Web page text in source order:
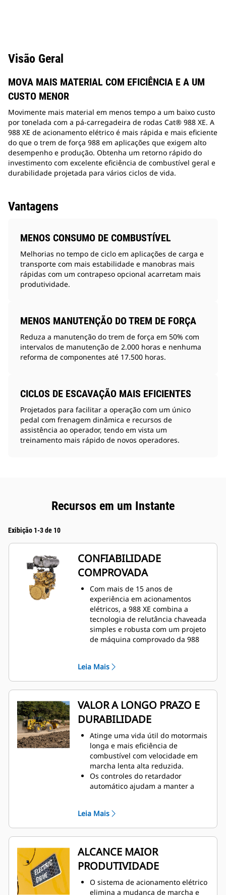
Visão Geral
MOVA MAIS MATERIAL COM EFICIÊNCIA E A UM
CUSTO MENOR
Movimente mais material em menos tempo a um baixo custo
por tonelada com a pá-carregadeira de rodas Cat® 988 XE. A
988 XE de acionamento elétrico é mais rápida e mais eficiente
do que o trem de força 988 em aplicações que exigem alto
desempenho e produção. Obtenha um retorno rápido do
investimento com excelente eficiência de combustível geral e
durabilidade projetada para vários ciclos de vida.
Vantagens
MENOS CONSUMO DE COMBUSTÍVEL
Melhorias no tempo de ciclo em aplicações de carga e
transporte com mais estabilidade e manobras mais
rápidas com um contrapeso opcional acarretam mais
produtividade.
MENOS MANUTENÇÃO DO TREM DE FORÇA
Reduza a manutenção do trem de força em 50% com
intervalos de manutenção de 2.000 horas e nenhuma
reforma de componentes até 17.500 horas.
CICLOS DE ESCAVAÇÃO MAIS EFICIENTES
Projetados para facilitar a operação com um único
pedal com frenagem dinâmica e recursos de
assistência ao operador, tendo em vista um
treinamento mais rápido de novos operadores.
Recursos em um Instante
Exibição 1-3 de 10
CONFIABILIDADE
COMPROVADA
Com mais de 15 anos de
experiência em acionamentos
elétricos, a 988 XE combina a
tecnologia de relutância chaveada
simples e robusta com um projeto
de máquina comprovado da 988
Menos peças móveis do que o
conversor de torque tradicional e
os sistemas de transmissão
mecânica.
Os componentes eletrônicos de
estado sólido, totalmente vedados
e resfriados por líquido
maximizam a durabilidade em
condições extremas.
Mova mais material de modo mais
eficiente com potência e controle
aprimorados.
O motor Cat C18 foi projetado e
aplicações mais exigentes.
hidráulico.
Leia Mais
VALOR A LONGO PRAZO E
DURABILIDADE
Atinge uma vida útil do motormais
longa e mais eficiência de
combustível com velocidade em
marcha lenta alta reduzida.
Os controles do retardador
automático ajudam a manter a
ajudam a proporcionar mais
resistência na articulação frontal
em áreas-chave de pino.
O chassi traseiro em caixa
seccionada completa ajuda a
absorvero choque e as forças de
torção.
A construção durável resiste às
Leia Mais
ALCANCE MAIOR
PRODUTIVIDADE
O sistema de acionamento elétrico
elimina a mudança de marcha e